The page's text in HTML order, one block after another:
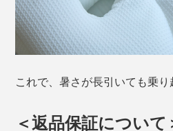
これで、暑さが長引いても乗り
＜返品保証について